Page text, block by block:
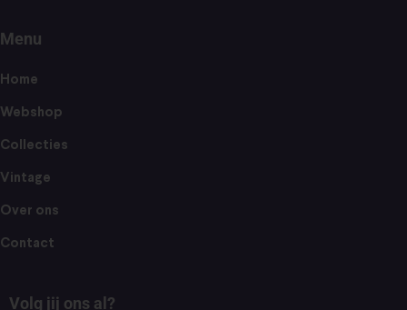
Menu
Home
Webshop
Collecties
Vintage
Over ons
Contact
Volg jij ons al?